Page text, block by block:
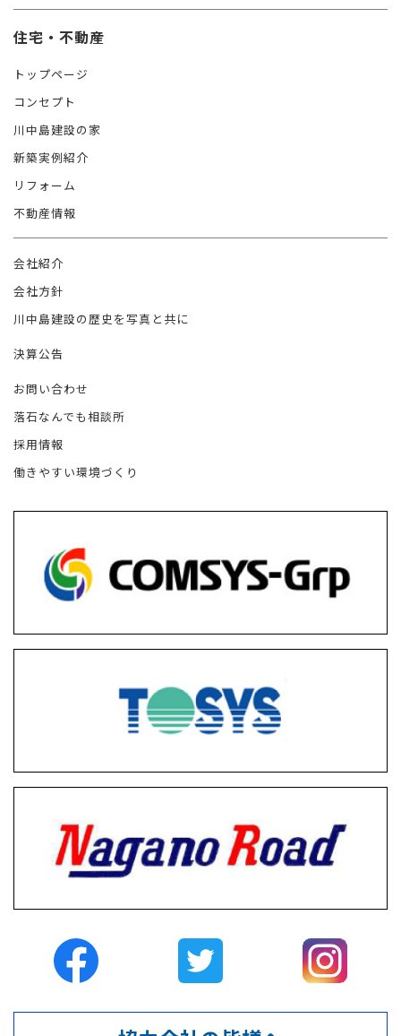
住宅・不動産
トップページ
コンセプト
川中島建設の家
新築実例紹介
リフォーム
不動産情報
会社紹介
会社方針
川中島建設の歴史を写真と共に
決算公告
お問い合わせ
落石なんでも相談所
採用情報
働きやすい環境づくり